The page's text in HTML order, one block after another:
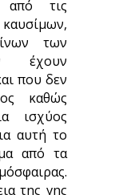
από τις
των
έχουν
που δεν
καθώς
ισχύος
αυτή το
από τα
της γης